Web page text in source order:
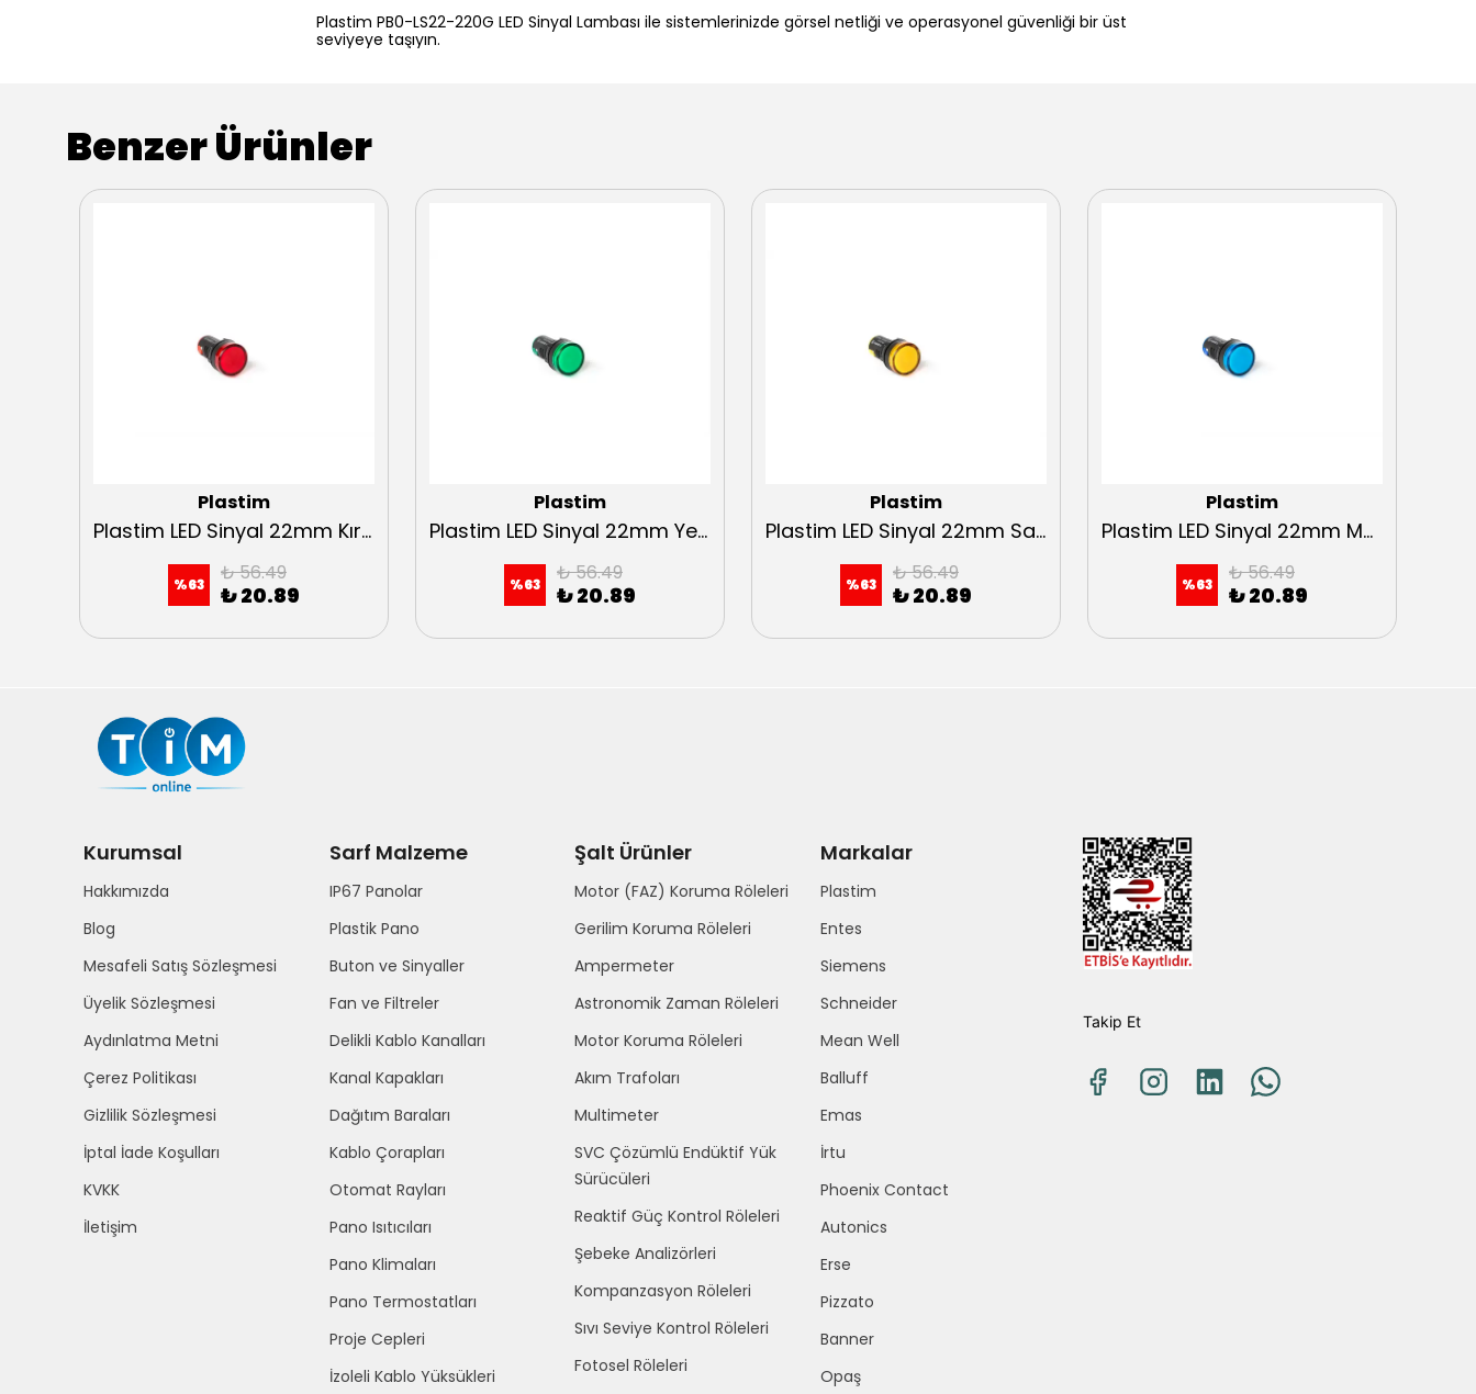
Plastim PB0-LS22-220G LED Sinyal Lambası ile sistemlerinizde görsel netliği ve operasyonel güvenliği bir üst
seviyeye taşıyın.
Benzer Ürünler
Plastim
Plastim LED Sinyal 22mm Kırmızı 24VAC-DC 22mm
%63 ₺ 56.49
₺ 20.89
Plastim
Plastim LED Sinyal 22mm Yeşil 24VAC-DC 22mm
%63 ₺ 56.49
₺ 20.89
Plastim
Plastim LED Sinyal 22mm Sarı 24VAC-DC 22mm
%63 ₺ 56.49
₺ 20.89
Plastim
Plastim LED Sinyal 22mm Mavi 220VAC 22mm
%63 ₺ 56.49
₺ 20.89
Kurumsal
Hakkımızda
Blog
Mesafeli Satış Sözleşmesi
Üyelik Sözleşmesi
Aydınlatma Metni
Çerez Politikası
Gizlilik Sözleşmesi
İptal İade Koşulları
KVKK
İletişim
Sarf Malzeme
IP67 Panolar
Plastik Pano
Buton ve Sinyaller
Fan ve Filtreler
Delikli Kablo Kanalları
Kanal Kapakları
Dağıtım Baraları
Kablo Çorapları
Otomat Rayları
Pano Isıtıcıları
Pano Klimaları
Pano Termostatları
Proje Cepleri
İzoleli Kablo Yüksükleri
Şalt Ürünler
Motor (FAZ) Koruma Röleleri
Gerilim Koruma Röleleri
Ampermeter
Astronomik Zaman Röleleri
Motor Koruma Röleleri
Akım Trafoları
Multimeter
SVC Çözümlü Endüktif Yük
Sürücüleri
Reaktif Güç Kontrol Röleleri
Şebeke Analizörleri
Kompanzasyon Röleleri
Sıvı Seviye Kontrol Röleleri
Fotosel Röleleri
Markalar
Plastim
Entes
Siemens
Schneider
Mean Well
Balluff
Emas
İrtu
Phoenix Contact
Autonics
Erse
Pizzato
Banner
Opaş
Takip Et